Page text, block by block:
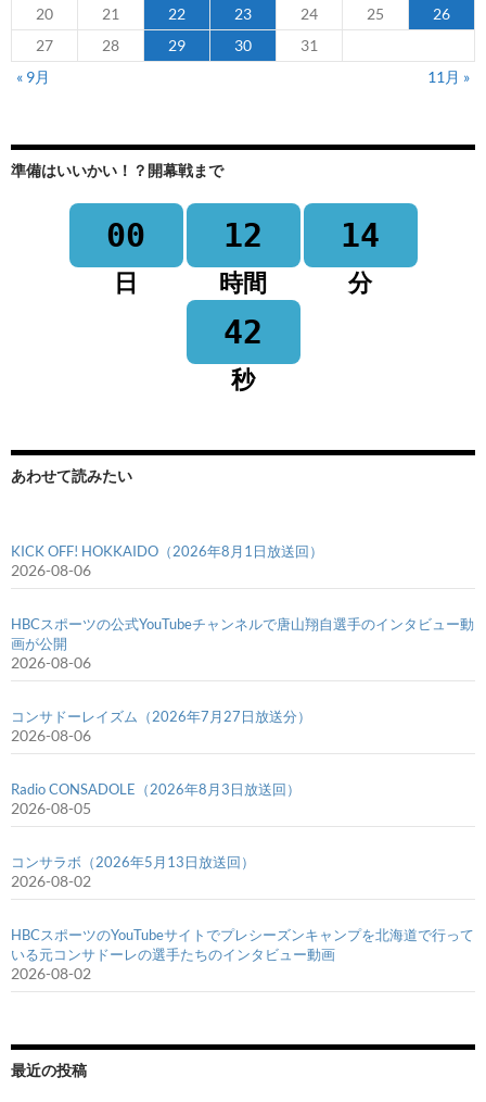
20
21 22 23 24 25
26
27
28 29 30
31
« 9月
11月 »
準備はいいかい！？開幕戦まで
00
日
12
時間
14
分
42
秒
あわせて読みたい
KICK OFF! HOKKAIDO（2026年8月1日放送回）
2026-08-06
HBCスポーツの公式YouTubeチャンネルで唐山翔自選手のインタビュー動
画が公開
2026-08-06
コンサドーレイズム（2026年7月27日放送分）
2026-08-06
Radio CONSADOLE（2026年8月3日放送回）
2026-08-05
コンサラボ（2026年5月13日放送回）
2026-08-02
HBCスポーツのYouTubeサイトでプレシーズンキャンプを北海道で行って
いる元コンサドーレの選手たちのインタビュー動画
2026-08-02
最近の投稿